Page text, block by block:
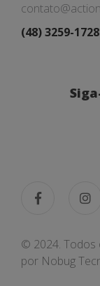
(48) 3259-1728
© 2024. Todos
por Nobug